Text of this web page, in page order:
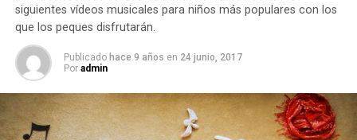
siguientes vídeos musicales para niños más populares con los
que los peques disfrutarán.
Publicado hace 9 años en 24 junio, 2017
Por admin